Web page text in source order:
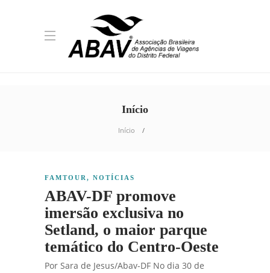
Início
Início
FAMTOUR , NOTÍCIAS
ABAV-DF promove
imersão exclusiva no
Setland, o maior parque
temático do Centro-Oeste
Por Sara de Jesus/Abav-DF No dia 30 de